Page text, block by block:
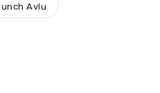
Avlu